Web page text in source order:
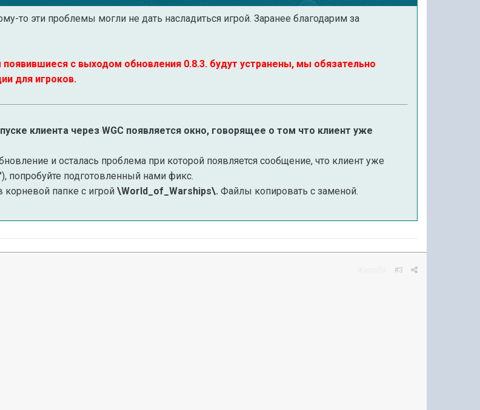
то эти проблемы могли не дать насладиться игрой. Заранее благодарим за
с выходом обновления 0.8.3. будут устранены, мы обязательно
для игроков.
клиента через WGC появляется окно, говорящее о том что клиент уже
и осталась проблема при которой появляется сообщение, что клиент уже
), попробуйте подготовленный нами фикс.
корневой папке с игрой\World_of_Warships\.Файлы копировать с заменой.
#3